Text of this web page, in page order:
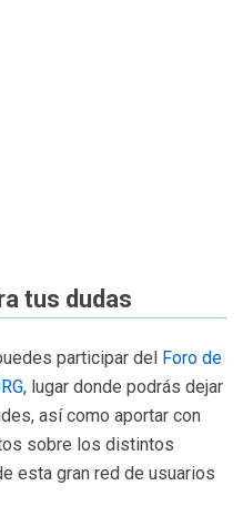
tus dudas
participar del Foro de
, lugar donde podrás dejar
así como aportar con
sobre los distintos
esta gran red de usuarios